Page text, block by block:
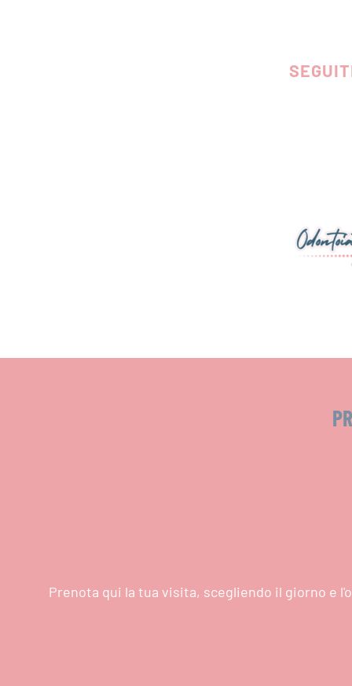
Prenota qui la tua visita, scegliendo il giorno e